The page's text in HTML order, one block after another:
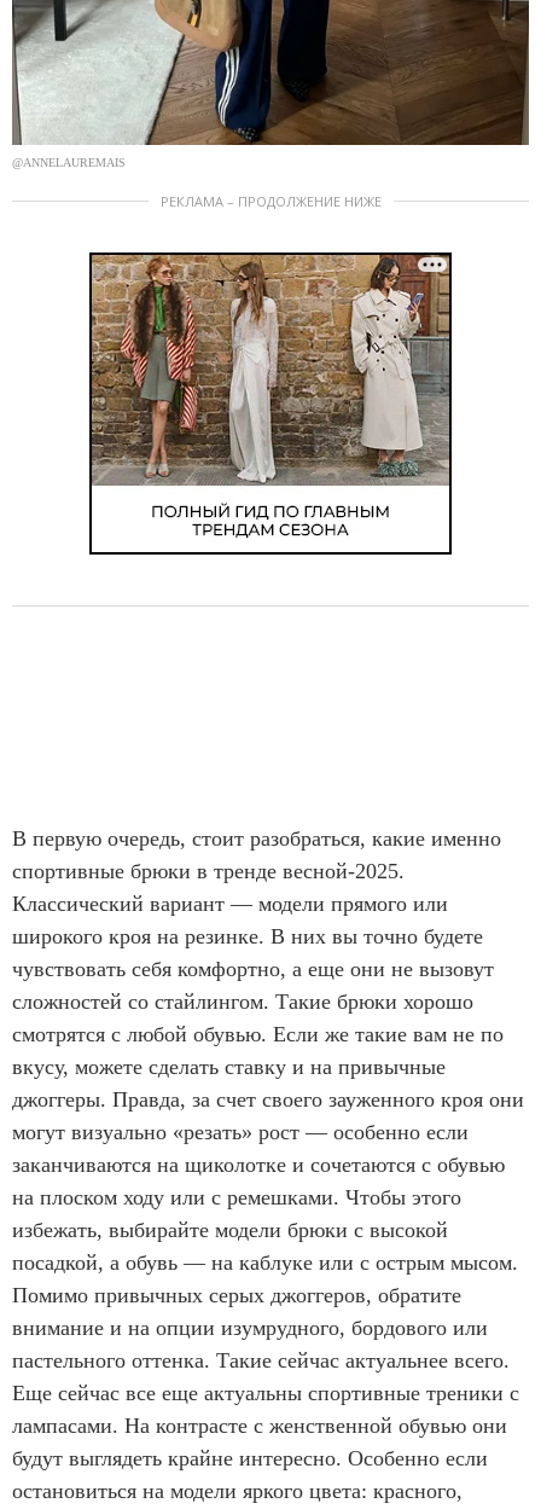
@ANNELAUREMAIS
РЕКЛАМА – ПРОДОЛЖЕНИЕ НИЖЕ
В первую очередь, стоит разобраться, какие именно
спортивные брюки в тренде весной-2025.
Классический вариант — модели прямого или
широкого кроя на резинке. В них вы точно будете
чувствовать себя комфортно, а еще они не вызовут
сложностей со стайлингом. Такие брюки хорошо
смотрятся с любой обувью. Если же такие вам не по
вкусу, можете сделать ставку и на привычные
джоггеры. Правда, за счет своего зауженного кроя они
могут визуально «резать» рост — особенно если
заканчиваются на щиколотке и сочетаются с обувью
на плоском ходу или с ремешками. Чтобы этого
избежать, выбирайте модели брюки с высокой
посадкой, а обувь — на каблуке или с острым мысом.
Помимо привычных серых джоггеров, обратите
внимание и на опции изумрудного, бордового или
пастельного оттенка. Такие сейчас актуальнее всего.
Еще сейчас все еще актуальны спортивные треники с
лампасами. На контрасте с женственной обувью они
будут выглядеть крайне интересно. Особенно если
остановиться на модели яркого цвета: красного,